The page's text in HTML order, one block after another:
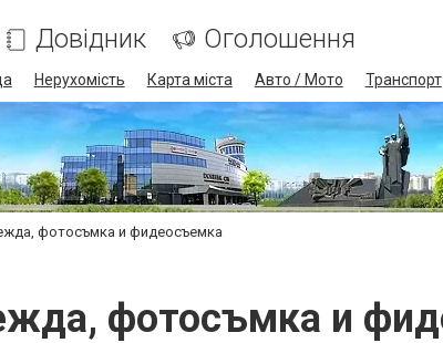
Довідник Оголошення
Нерухомість Карта міста Авто / Мото Транспорт
фотосъмка и фидеосъемка
фотосъмка и